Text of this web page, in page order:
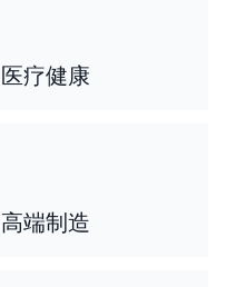
医疗健康
高端制造